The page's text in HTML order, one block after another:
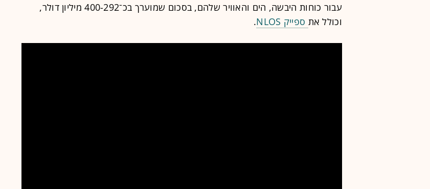
עבור כוחות היבשה, הים והאוויר שלהם, בסכום שמוערך בכ־400-292 מיליון דולר,
וכולל את ספייק NLOS .